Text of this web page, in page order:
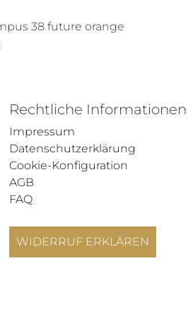
38 future orange
Rechtliche Informationen
Impressum
Datenschutzerklärung
Cookie-Konfiguration
AGB
FAQ
WIDERRUF ERKLÄREN